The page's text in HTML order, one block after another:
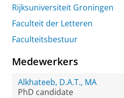
Rijksuniversiteit Groningen
Faculteit der Letteren
Faculteitsbestuur
Medewerkers
Alkhateeb, D.A.T., MA
PhD candidate